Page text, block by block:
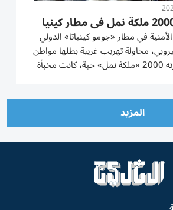
في مطار «جومو كينياتا» الدولي
محاولة تهريب غريبة بطلها مواطن
صيني ضُبط وبحوزته 2000 «ملكة نمل» حية، كانت مخبأة
المزيد